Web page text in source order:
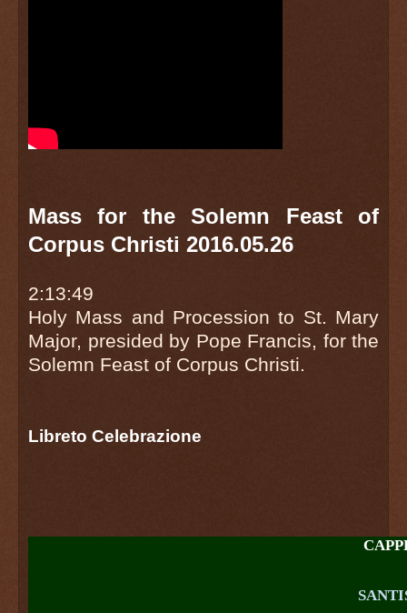
Mass for the Solemn Feast of
Corpus Christi 2016.05.26
2:13:49
Holy Mass and Procession to St. Mary
Major, presided by Pope Francis, for the
Solemn Feast of Corpus Christi.
Libreto Celebrazione